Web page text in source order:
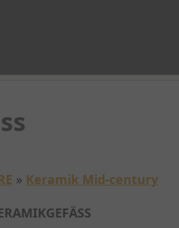
» Keramik Mid-century